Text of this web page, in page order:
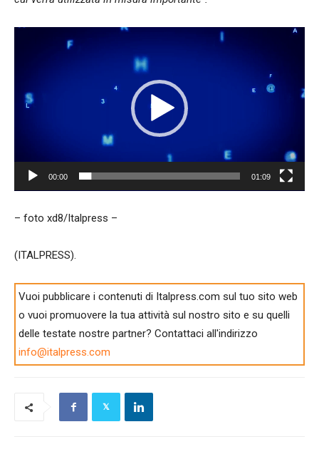
00:00 01:09
– foto xd8/Italpress –
(ITALPRESS).
Vuoi pubblicare i contenuti di Italpress.com sul tuo sito web
o vuoi promuovere la tua attività sul nostro sito e su quelli
delle testate nostre partner? Contattaci all'indirizzo
info@italpress.com